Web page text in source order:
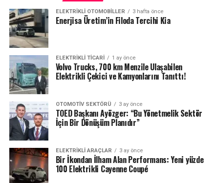
ELEKTRIKLI OTOMOBILLER 3 hafta önce
Enerjisa Üretim’in Filoda Tercihi Kia
ELEKTRIKLI TICARI 1 ay önce
Volvo Trucks, 700 km Menzile Ulaşabilen
Elektrikli Çekici ve Kamyonlarını Tanıttı!
OTOMOTIV SEKTÖRÜ 3 ay önce
TOED Başkanı Ayözger: “Bu Yönetmelik Sektör
İçin Bir Dönüşüm Planıdır”
ELEKTRIKLI ARAÇLAR 3 ay önce
Bir İkondan İlham Alan Performans: Yeni yüzde
100 Elektrikli Cayenne Coupé